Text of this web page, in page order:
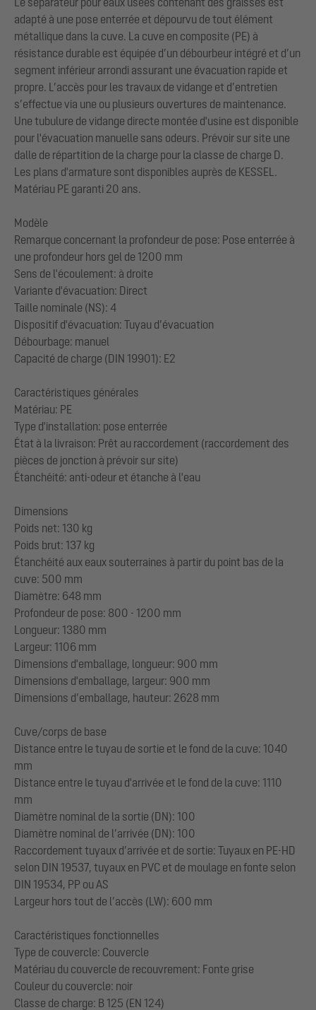
adapté à une pose enterrée et dépourvu de tout élément
métallique dans la cuve. La cuve en composite (PE) à
résistance durable est équipée d’un débourbeur intégré et d’un
segment inférieur arrondi assurant une évacuation rapide et
propre. L’accès pour les travaux de vidange et d’entretien
s’effectue via une ou plusieurs ouvertures de maintenance.
Une tubulure de vidange directe montée d'usine est disponible
pour l'évacuation manuelle sans odeurs. Prévoir sur site une
dalle de répartition de la charge pour la classe de charge D.
Les plans d'armature sont disponibles auprès de KESSEL.
Matériau PE garanti 20 ans.
Modèle
Remarque concernant la profondeur de pose: Pose enterrée à
une profondeur hors gel de 1200 mm
Sens de l'écoulement: à droite
Variante d'évacuation: Direct
Taille nominale (NS): 4
Dispositif d'évacuation: Tuyau d’évacuation
Débourbage: manuel
Capacité de charge (DIN 19901): E2
Caractéristiques générales
Matériau: PE
Type d'installation: pose enterrée
État à la livraison: Prêt au raccordement (raccordement des
pièces de jonction à prévoir sur site)
Étanchéité: anti-odeur et étanche à l'eau
Dimensions
Poids net: 130 kg
Poids brut: 137 kg
Étanchéité aux eaux souterraines à partir du point bas de la
cuve: 500 mm
Diamètre: 648 mm
Profondeur de pose: 800 - 1200 mm
Longueur: 1380 mm
Largeur: 1106 mm
Dimensions d'emballage, longueur: 900 mm
Dimensions d'emballage, largeur: 900 mm
Dimensions d’emballage, hauteur: 2628 mm
Cuve/corps de base
Distance entre le tuyau de sortie et le fond de la cuve: 1040
mm
Distance entre le tuyau d'arrivée et le fond de la cuve: 1110
mm
Diamètre nominal de la sortie (DN): 100
Diamètre nominal de l’arrivée (DN): 100
Raccordement tuyaux d’arrivée et de sortie: Tuyaux en PE-HD
selon DIN 19537, tuyaux en PVC et de moulage en fonte selon
DIN 19534, PP ou AS
Largeur hors tout de l’accès (LW): 600 mm
Caractéristiques fonctionnelles
Type de couvercle: Couvercle
Matériau du couvercle de recouvrement: Fonte grise
Couleur du couvercle: noir
Classe de charge: B 125 (EN 124)